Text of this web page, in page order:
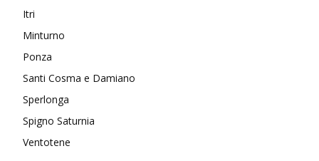
Itri
Minturno
Ponza
Santi Cosma e Damiano
Sperlonga
Spigno Saturnia
Ventotene